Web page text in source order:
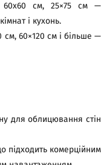
см, 25×75 см —
і кухонь.
60×120 см і більше —
для облицювання стін
підходить комерційним